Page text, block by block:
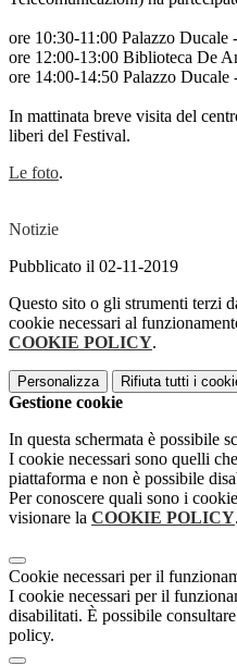
ore 10:30-11:00 Palazzo Ducale
ore 12:00-13:00 Biblioteca De
ore 14:00-14:50 Palazzo Ducale
In mattinata breve visita del
liberi del Festival.
Le foto.
Notizie
Pubblicato il 02-11-2019
Questo sito o gli strumenti terzi
cookie necessari al
COOKIE POLICY.
Personalizza Rifiuta tutti i
Gestione cookie
In questa schermata è possibile
I cookie necessari sono quelli
piattaforma e non è possibile
Per conoscere quali sono i
visionare la COOKIE POLICY.
Cookie necessari per il
I cookie necessari per il
disabilitati. È possibile
policy.